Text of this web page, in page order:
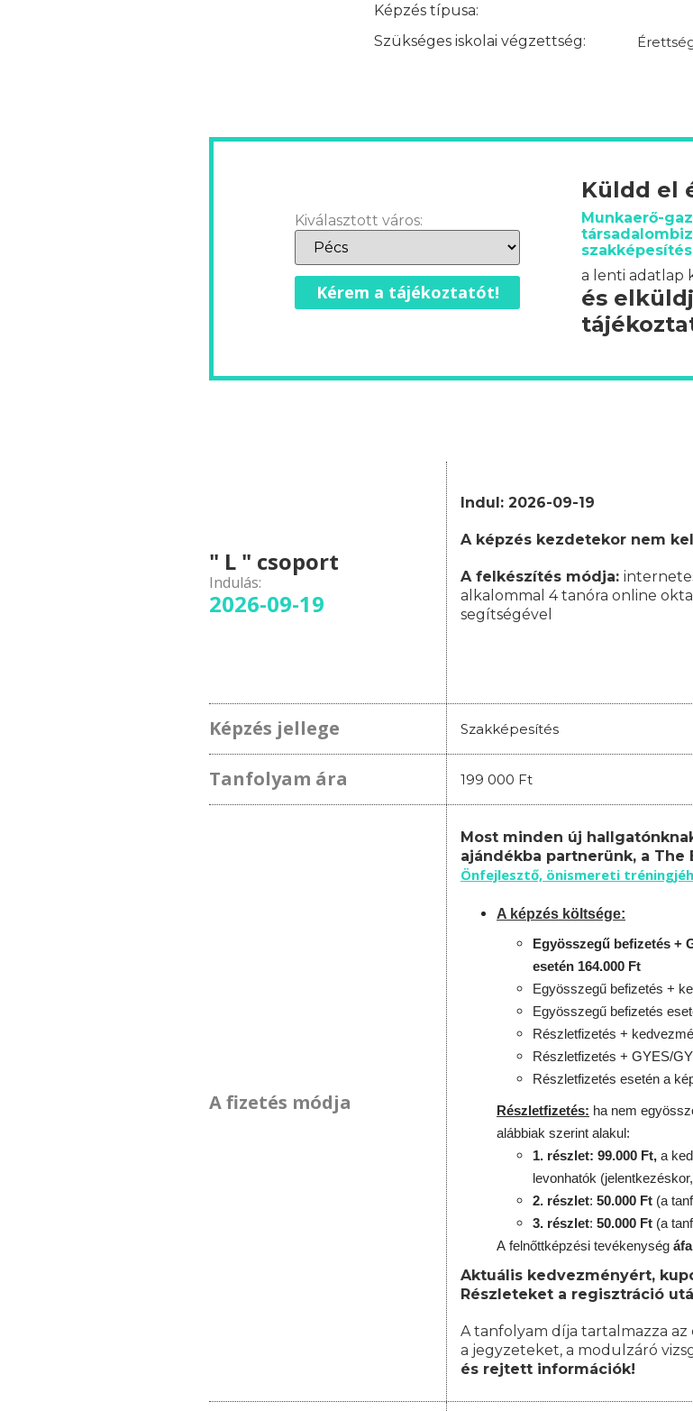
Képzés típusa:
Szükséges iskolai végzettség:
Kiválasztott város:
Kérem a tájékoztatót!
Küldd el
Munkaerő-
a lenti adatlap
és
" L " csoport
Indulás:
2026-09-19
Indul: 2026-09-19
A képzés kezdetekor nem
A felkészítés módja:
alkalommal 4 tanóra online
segítségével
Képzés jellege Szakképesítés
Tanfolyam ára 199 000 Ft
A fizetés módja
Most minden új
ajándékba partnerünk, a
Önfejlesztő, önismereti
A képzés költsége:
Egyösszegű befizetés +
esetén 164.000 Ft
Egyösszegű befizetés +
Egyösszegű befizetés
Részletfizetés +
Részletfizetés + GYES/
Részletfizetés esetén a
Részletfizetés: ha nem
alábbiak szerint alakul:
1. részlet: 99.000 Ft, a
levonhatók
2. részlet: 50.000 Ft (a
3. részlet: 50.000 Ft (a
A felnőttképzési tevékenység
Aktuális kedvezményért,
Részleteket a regisztráció
A tanfolyam díja tartalmazza
a jegyzeteket, a modulzáró
és rejtett információk!